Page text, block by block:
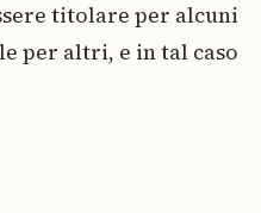
titolare per alcuni
per altri, e in tal caso